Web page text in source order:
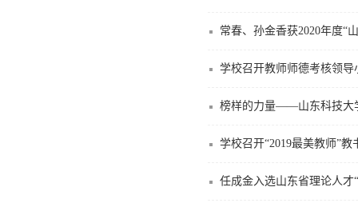
常春、孙金香获2020年度“
学校召开教师师德考核领导
榜样的力量——山东科技大
学校召开“2019最美教师”
任成金入选山东省理论人才